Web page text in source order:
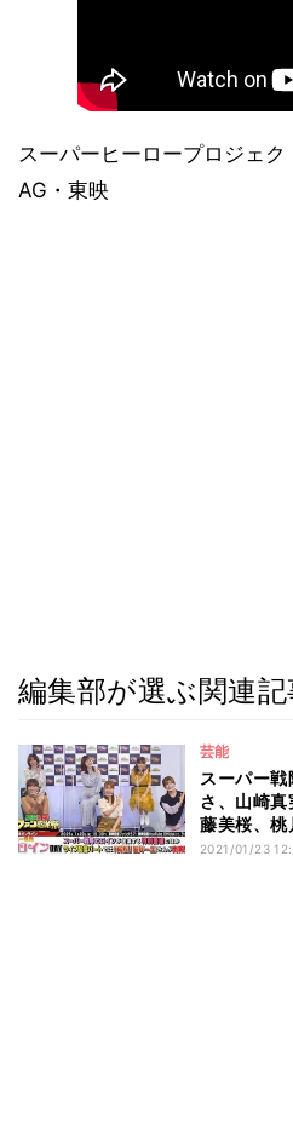
スーパーヒーロープロジェ
AG・東映
編集部が選ぶ関連記
芸能
スーパー
さ、山崎
藤美桜、桃
2021/01/23